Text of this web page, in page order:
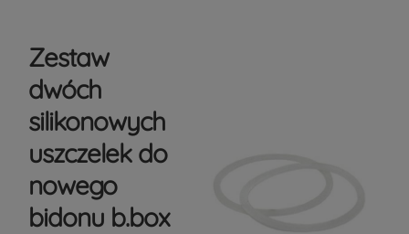
Zestaw
dwóch
silikonowych
uszczelek do
nowego
bidonu b.box